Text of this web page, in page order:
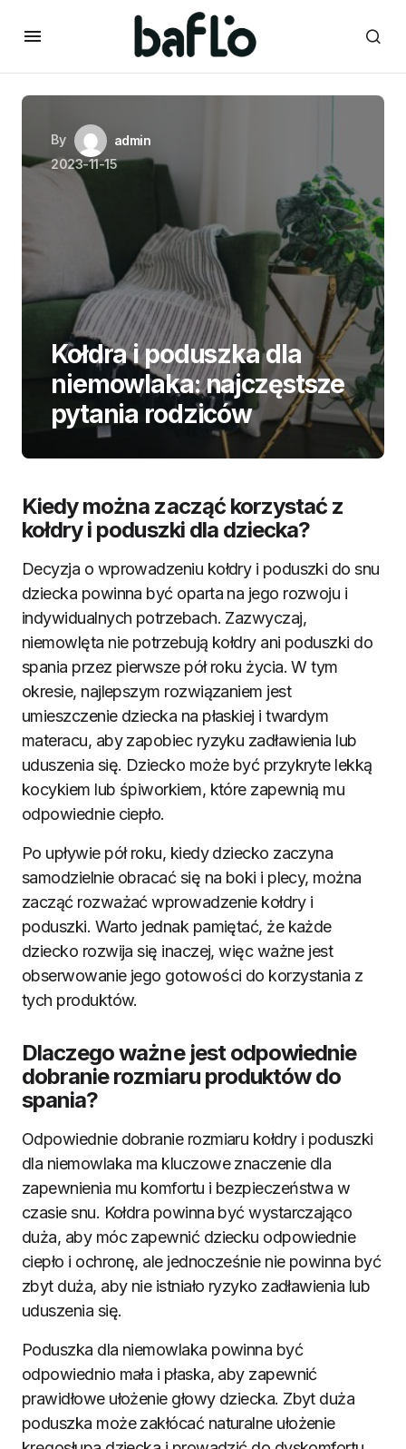
By
admin
2023-11-15
Kołdra i poduszka dla
niemowlaka: najczęstsze
pytania rodziców
Kiedy można zacząć korzystać z
kołdry i poduszki dla dziecka?
Decyzja o wprowadzeniu kołdry i poduszki do snu
dziecka powinna być oparta na jego rozwoju i
indywidualnych potrzebach. Zazwyczaj,
niemowlęta nie potrzebują kołdry ani poduszki do
spania przez pierwsze pół roku życia. W tym
okresie, najlepszym rozwiązaniem jest
umieszczenie dziecka na płaskiej i twardym
materacu, aby zapobiec ryzyku zadławienia lub
uduszenia się. Dziecko może być przykryte lekką
kocykiem lub śpiworkiem, które zapewnią mu
odpowiednie ciepło.
Po upływie pół roku, kiedy dziecko zaczyna
samodzielnie obracać się na boki i plecy, można
zacząć rozważać wprowadzenie kołdry i
poduszki. Warto jednak pamiętać, że każde
dziecko rozwija się inaczej, więc ważne jest
obserwowanie jego gotowości do korzystania z
tych produktów.
Dlaczego ważne jest odpowiednie
dobranie rozmiaru produktów do
spania?
Odpowiednie dobranie rozmiaru kołdry i poduszki
dla niemowlaka ma kluczowe znaczenie dla
zapewnienia mu komfortu i bezpieczeństwa w
czasie snu. Kołdra powinna być wystarczająco
duża, aby móc zapewnić dziecku odpowiednie
ciepło i ochronę, ale jednocześnie nie powinna być
zbyt duża, aby nie istniało ryzyko zadławienia lub
uduszenia się.
Poduszka dla niemowlaka powinna być
odpowiednio mała i płaska, aby zapewnić
prawidłowe ułożenie głowy dziecka. Zbyt duża
poduszka może zakłócać naturalne ułożenie